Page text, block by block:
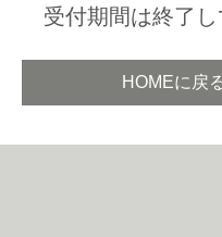
受付期間は終了
HOMEに戻